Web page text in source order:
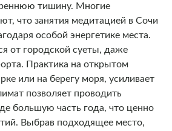
тишину. Многие
что занятия медитацией в Сочи
особой энергетике места.
от городской суеты, даже
Практика на открытом
или на берегу моря, усиливает
позволяет проводить
большую часть года, что ценно
Выбрав подходящее место,